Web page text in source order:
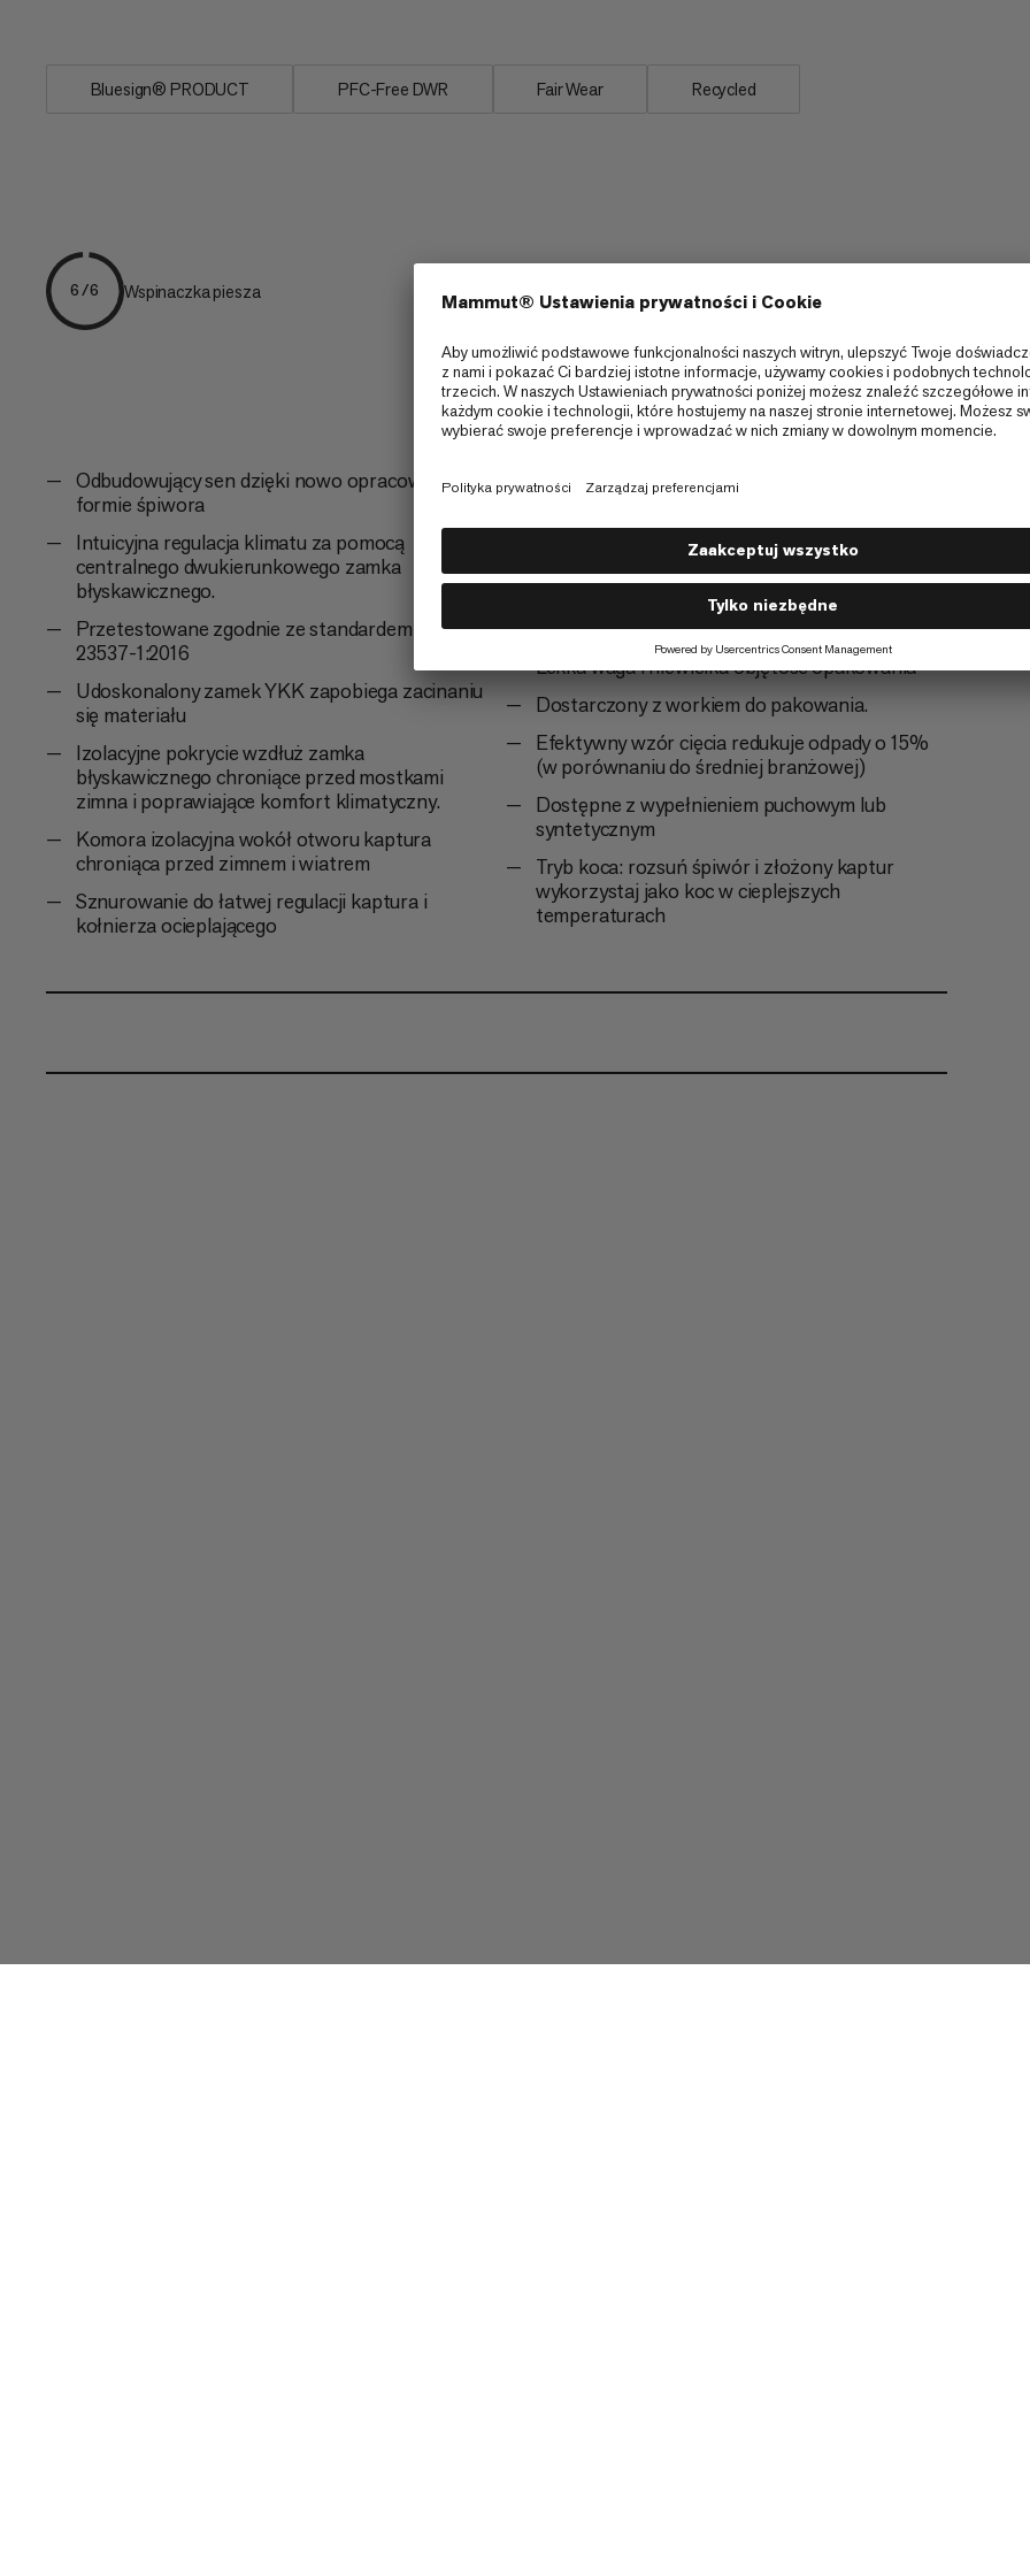
Bluesign® PRODUCT PFC-Free DWR Fair Wear Recycled
6/6 Wspinaczka piesza
Odbudowujący sen dzięki nowo opracowanej
formie śpiwora
Intuicyjna regulacja klimatu za pomocą
centralnego dwukierunkowego zamka
błyskawicznego.
Przetestowane zgodnie ze standardem EN ISO
23537-1:2016
Udoskonalony zamek YKK zapobiega zacinaniu
się materiału
Izolacyjne pokrycie wzdłuż zamka
błyskawicznego chroniące przed mostkami
zimna i poprawiające komfort klimatyczny.
Komora izolacyjna wokół otworu kaptura
chroniąca przed zimnem i wiatrem
Sznurowanie do łatwej regulacji kaptura i
kołnierza ocieplającego
Lepsza izolacja dzięki kołnierzykowi
Zrewidowany anatomiczny otwór na stopę dla
większego komfortu bez dodatkowej wagi.
Garaż na suwak ogranicza zimne obszary na
końcu suwaka.
Lekka waga i niewielka objętość opakowania
Dostarczony z workiem do pakowania.
Efektywny wzór cięcia redukuje odpady o 15%
(w porównaniu do średniej branżowej)
Dostępne z wypełnieniem puchowym lub
syntetycznym
Tryb koca: rozsuń śpiwór i złożony kaptur
wykorzystaj jako koc w cieplejszych
temperaturach